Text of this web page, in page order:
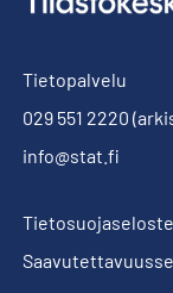
Tietopalvelu
029 551 2220
info@stat.fi
Tietosuojaseloste